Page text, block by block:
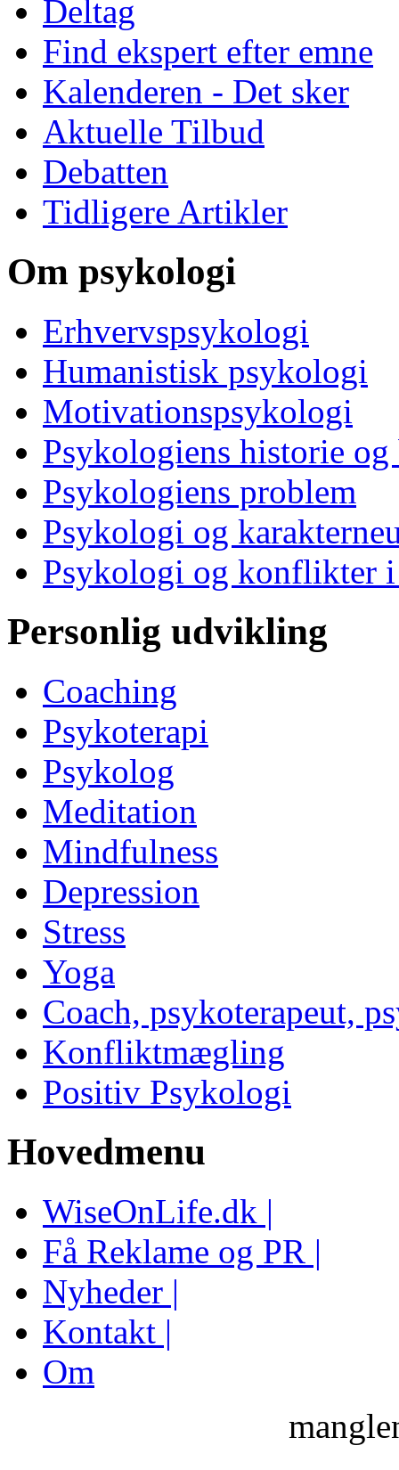
Deltag
Find ekspert efter emne
Kalenderen - Det sker
Aktuelle Tilbud
Debatten
Tidligere Artikler
Om psykologi
Erhvervspsykologi
Humanistisk psykologi
Motivationspsykologi
Psykologiens historie og
Psykologiens problem
Psykologi og
Psykologi og konflikter
Personlig udvikling
Coaching
Psykoterapi
Psykolog
Meditation
Mindfulness
Depression
Stress
Yoga
Coach, psykoterapeut,
Konfliktmægling
Positiv Psykologi
Hovedmenu
WiseOnLife.dk |
Få Reklame og PR |
Nyheder |
Kontakt |
Om